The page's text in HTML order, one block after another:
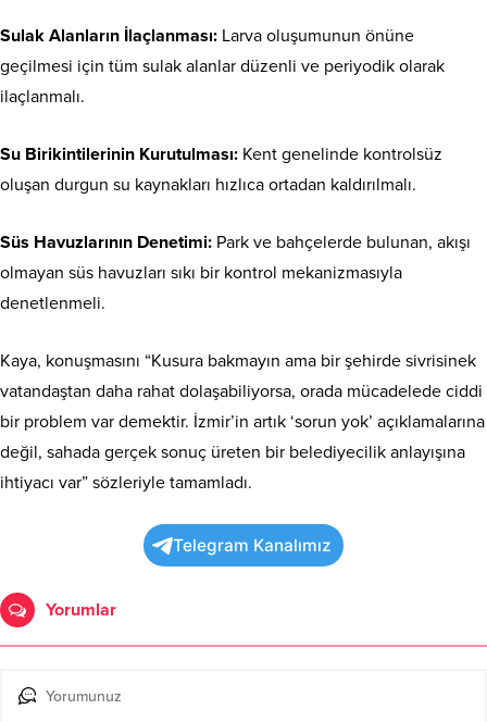
Sulak Alanların İlaçlanması: Larva oluşumunun önüne
geçilmesi için tüm sulak alanlar düzenli ve periyodik olarak
ilaçlanmalı.
Su Birikintilerinin Kurutulması: Kent genelinde kontrolsüz
oluşan durgun su kaynakları hızlıca ortadan kaldırılmalı.
Süs Havuzlarının Denetimi: Park ve bahçelerde bulunan, akışı
olmayan süs havuzları sıkı bir kontrol mekanizmasıyla
denetlenmeli.
Kaya, konuşmasını “Kusura bakmayın ama bir şehirde sivrisinek
vatandaştan daha rahat dolaşabiliyorsa, orada mücadelede ciddi
bir problem var demektir. İzmir’in artık ‘sorun yok’ açıklamalarına
değil, sahada gerçek sonuç üreten bir belediyecilik anlayışına
ihtiyacı var” sözleriyle tamamladı.
Telegram Kanalımız
Yorumlar